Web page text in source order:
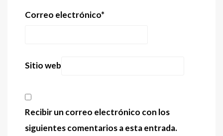
Correo electrónico*
Sitio web
Recibir un correo electrónico con los
siguientes comentarios a esta entrada.